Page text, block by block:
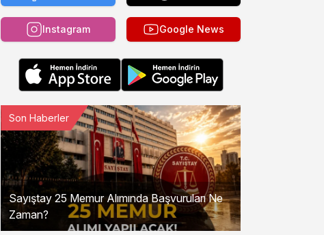
Instagram Google News
Sayıştay 25 Memur Alımında Başvuruları Ne
Zaman?
Son Haberler